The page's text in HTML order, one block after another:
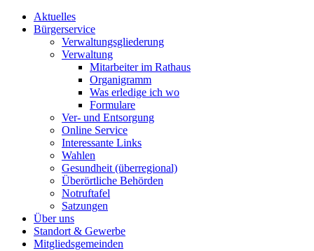
Aktuelles
Bürgerservice
Verwaltungsgliederung
Verwaltung
Mitarbeiter im Rathaus
Organigramm
Was erledige ich wo
Formulare
Ver- und Entsorgung
Online Service
Interessante Links
Wahlen
Gesundheit (überregional)
Überörtliche Behörden
Notruftafel
Satzungen
Über uns
Standort & Gewerbe
Mitgliedsgemeinden